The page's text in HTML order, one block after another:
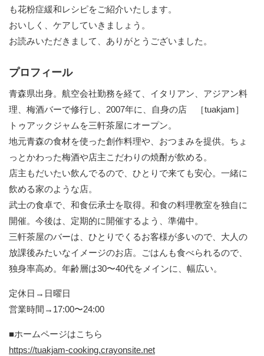
も花粉症緩和レシピをご紹介いたします。
おいしく、ケアしていきましょう。
お読みいただきまして、ありがとうございました。
プロフィール
青森県出身。航空会社勤務を経て、イタリアン、アジアン料
理、梅酒バーで修行し、2007年に、自身の店 ［tuakjam］
トゥアックジャムを三軒茶屋にオープン。
地元青森の食材を使った創作料理や、おつまみを提供。ちょ
っとかわった梅酒や店主こだわりの焼酎が飲める。
店主もだいたい飲んでるので、ひとりで来ても安心。一緒に
飲める家のような店。
武士の食卓で、和食伝承士を取得。和食の料理教室を独自に
開催。今後は、定期的に開催するよう、準備中。
三軒茶屋のバーは、ひとりでくるお客様が多いので、大人の
放課後みたいなイメージのお店。ごはんも食べられるので、
独身率高め。年齢層は30〜40代をメインに、幅広い。
定休日→日曜日
営業時間→17:00〜24:00
■ホームページはこちら
https://tuakjam-cooking.crayonsite.net